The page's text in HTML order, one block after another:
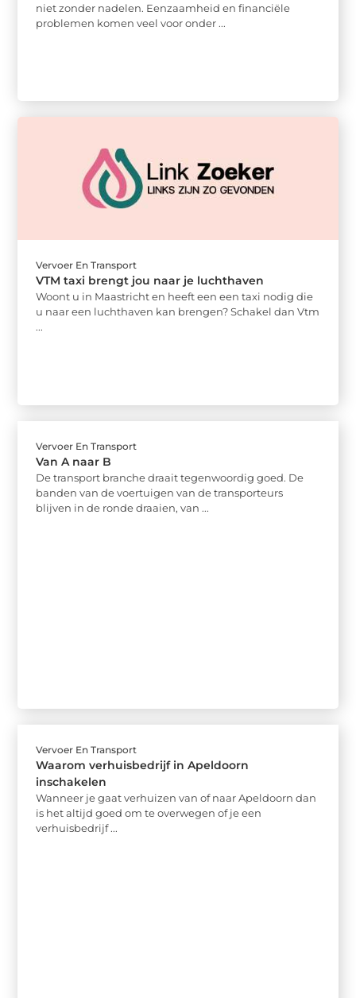
niet zonder nadelen. Eenzaamheid en financiële
problemen komen veel voor onder ...
Vervoer En Transport
VTM taxi brengt jou naar je luchthaven
Woont u in Maastricht en heeft een een taxi nodig die
u naar een luchthaven kan brengen? Schakel dan Vtm
...
Vervoer En Transport
Van A naar B
De transport branche draait tegenwoordig goed. De
banden van de voertuigen van de transporteurs
blijven in de ronde draaien, van ...
Vervoer En Transport
Waarom verhuisbedrijf in Apeldoorn
inschakelen
Wanneer je gaat verhuizen van of naar Apeldoorn dan
is het altijd goed om te overwegen of je een
verhuisbedrijf ...